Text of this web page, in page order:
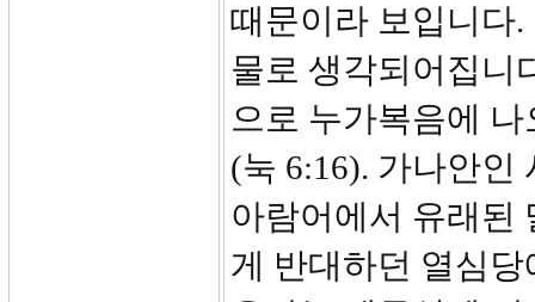
때문이라 보입니다
물로 생각되어집니
으로 누가복음에
(눅 6:16). 가나안인
아람어에서 유래된
게 반대하던 열심